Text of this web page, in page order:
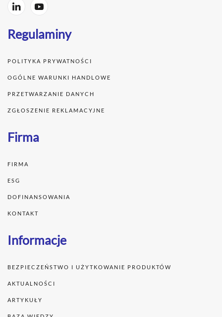
Regulaminy
POLITYKA PRYWATNOŚCI
OGÓLNE WARUNKI HANDLOWE
PRZETWARZANIE DANYCH
ZGŁOSZENIE REKLAMACYJNE
Firma
FIRMA
ESG
DOFINANSOWANIA
KONTAKT
Informacje
BEZPIECZEŃSTWO I UŻYTKOWANIE PRODUKTÓW
AKTUALNOŚCI
ARTYKUŁY